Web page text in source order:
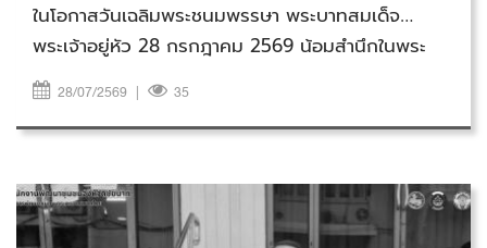
ในโอกาสวันเฉลิมพระชนมพรรษา พระบาทสมเด็จ
พระเจ้าอยู่หัว 28 กรกฎาคม 2569 น้อมสำนึกในพระ
มหากรุณาธิคุณ พร้อมรวมพลังสร้างชุมชนเข้มแข็ง
28/07/2569 | 35